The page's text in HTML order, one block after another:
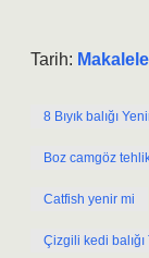
Tarih:
8 Bıyık balığı
Boz camgöz
Catfish yenir mi
Çizgili kedi